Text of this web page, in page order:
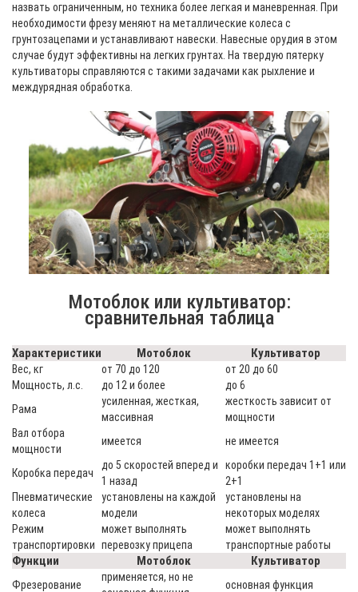
назвать ограниченным, но техника более легкая и маневренная. При
необходимости фрезу меняют на металлические колеса с
грунтозацепами и устанавливают навески. Навесные орудия в этом
случае будут эффективны на легких грунтах. На твердую пятерку
культиваторы справляются с такими задачами как рыхление и
междурядная обработка.
Мотоблок или культиватор:
сравнительная таблица
Характеристики Мотоблок Культиватор
Вес, кг от 70 до 120
от 20 до 60
Мощность, л.с.
до 12 и более
до 6
Рама
усиленная, жесткая,
массивная
жесткость зависит от
мощности
Вал отбора
мощности
имеется не имеется
Коробка передач
до 5 скоростей вперед и
1 назад
коробки передач 1+1 или
2+1
Пневматические
колеса
установлены на каждой
модели
установлены на
некоторых моделях
Режим
транспортировки
может выполнять
перевозку прицепа
может выполнять
транспортные работы
Функции Мотоблок Культиватор
Фрезерование
применяется, но не
основная функция